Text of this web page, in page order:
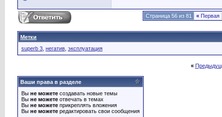
Страница 56 из 81 « Первая
Метки
superb 3 негатив эксплуатация
«
Ваши права в разделе
Вы не можете создавать новые темы
Вы не можете отвечать в темах
Вы не можете прикреплять вложения
Вы не можете редактировать свои сообщения